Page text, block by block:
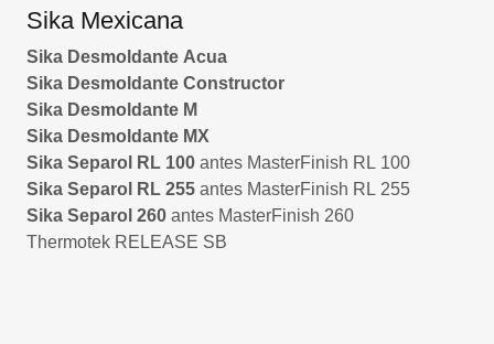
Sika Mexicana
Sika Desmoldante Acua
Sika Desmoldante Constructor
Sika Desmoldante M
Sika Desmoldante MX
Sika Separol RL 100 antes MasterFinish RL 100
Sika Separol RL 255 antes MasterFinish RL 255
Sika Separol 260 antes MasterFinish 260
Thermotek RELEASE SB